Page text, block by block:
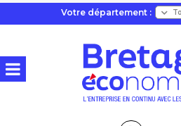
Votre département :